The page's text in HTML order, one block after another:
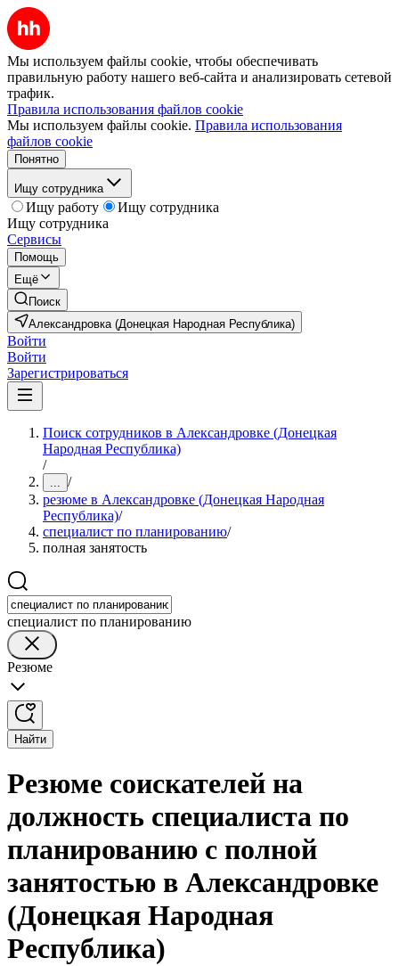
Мы используем файлы cookie, чтобы обеспечивать
правильную работу нашего веб-сайта и анализировать сетевой
трафик.
Правила использования файлов cookie
Мы используем файлы cookie. Правила использования
файлов cookie
Понятно
Ищу сотрудника
Ищу работу
Ищу сотрудника
Ищу сотрудника
Сервисы
Помощь
Ещё
Поиск
Александровка (Донецкая Народная Республика)
Войти
Войти
Зарегистрироваться
Поиск сотрудников в Александровке (Донецкая
Народная Республика)
/
... /
резюме в Александровке (Донецкая Народная
Республика)/
специалист по планированию/
полная занятость
специалист по планированию
Резюме
Найти
Резюме соискателей на
должность специалиста по
планированию с полной
занятостью в Александровке
(Донецкая Народная
Республика)